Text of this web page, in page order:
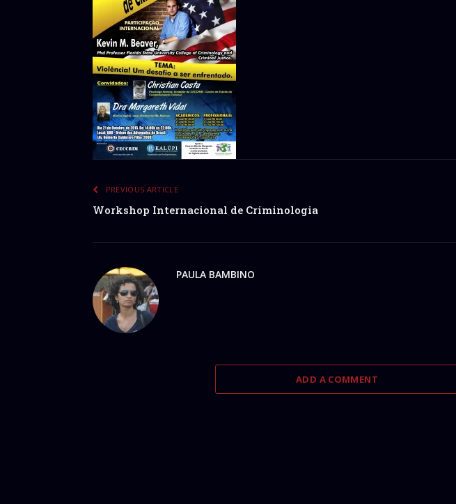
PREVIOUS ARTICLE
Workshop Internacional de Criminologia
PAULA BAMBINO
ADD A COMMENT